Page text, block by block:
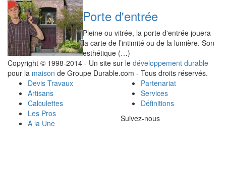
Porte d'entrée
Pleine ou vitrée, la porte d'entrée jouera
la carte de l’intimité ou de la lumière. Son
esthétique (…)
Copyright © 1998-2014 - Un site sur le développement durable
pour la maison de Groupe Durable.com - Tous droits réservés.
Devis Travaux
Artisans
Calculettes
Les Pros
A la Une
Partenariat
Services
Définitions
Suivez-nous